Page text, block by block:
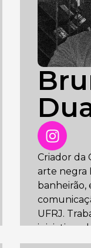
Criador da
arte negra
banheirão,
UFRJ.
iniciativas
KBELA —